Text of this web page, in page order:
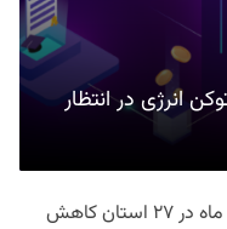
انرژی در انتظار
گزارش شاپرک: تعداد تراکنش‌های تیر ماه در ۲۷ استان‌ کاهش